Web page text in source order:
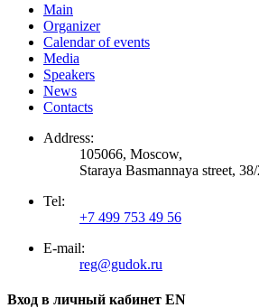
Main
Organizer
Calendar of events
Media
Speakers
News
Contacts
Address:
105066, Moscow,
Staraya Basmannaya street,
Tel:
+7 499 753 49 56
E-mail:
reg@gudok.ru
Вход в личный кабинет EN